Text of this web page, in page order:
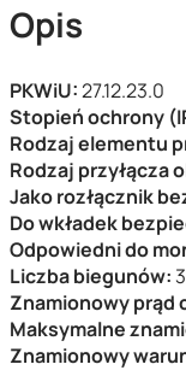
Opis
PKWiU:27.12.23.0
Stopień ochrony
Rodzaj elementu
Rodzaj przyłącza
Jako rozłącznik
Do wkładek
Odpowiedni do
Liczba biegunów: 3
Znamionowy prąd
Maksymalne
Znamionowy